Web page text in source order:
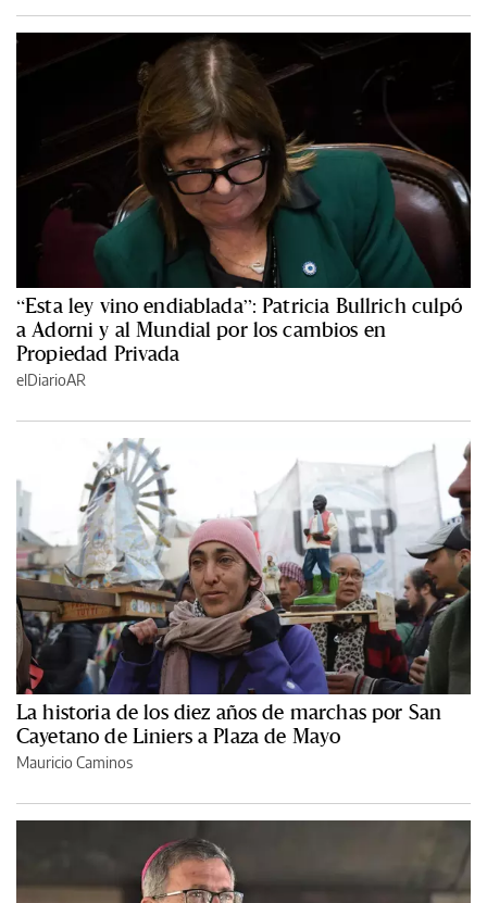
“Esta ley vino endiablada”: Patricia Bullrich culpó
a Adorni y al Mundial por los cambios en
Propiedad Privada
elDiarioAR
La historia de los diez años de marchas por San
Cayetano de Liniers a Plaza de Mayo
Mauricio Caminos